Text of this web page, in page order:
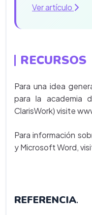
Ver artículo
RECURSOS
Para una idea
para la academia
ClarisWork) visite
Para información
y Microsoft Word,
REFERENCIA.